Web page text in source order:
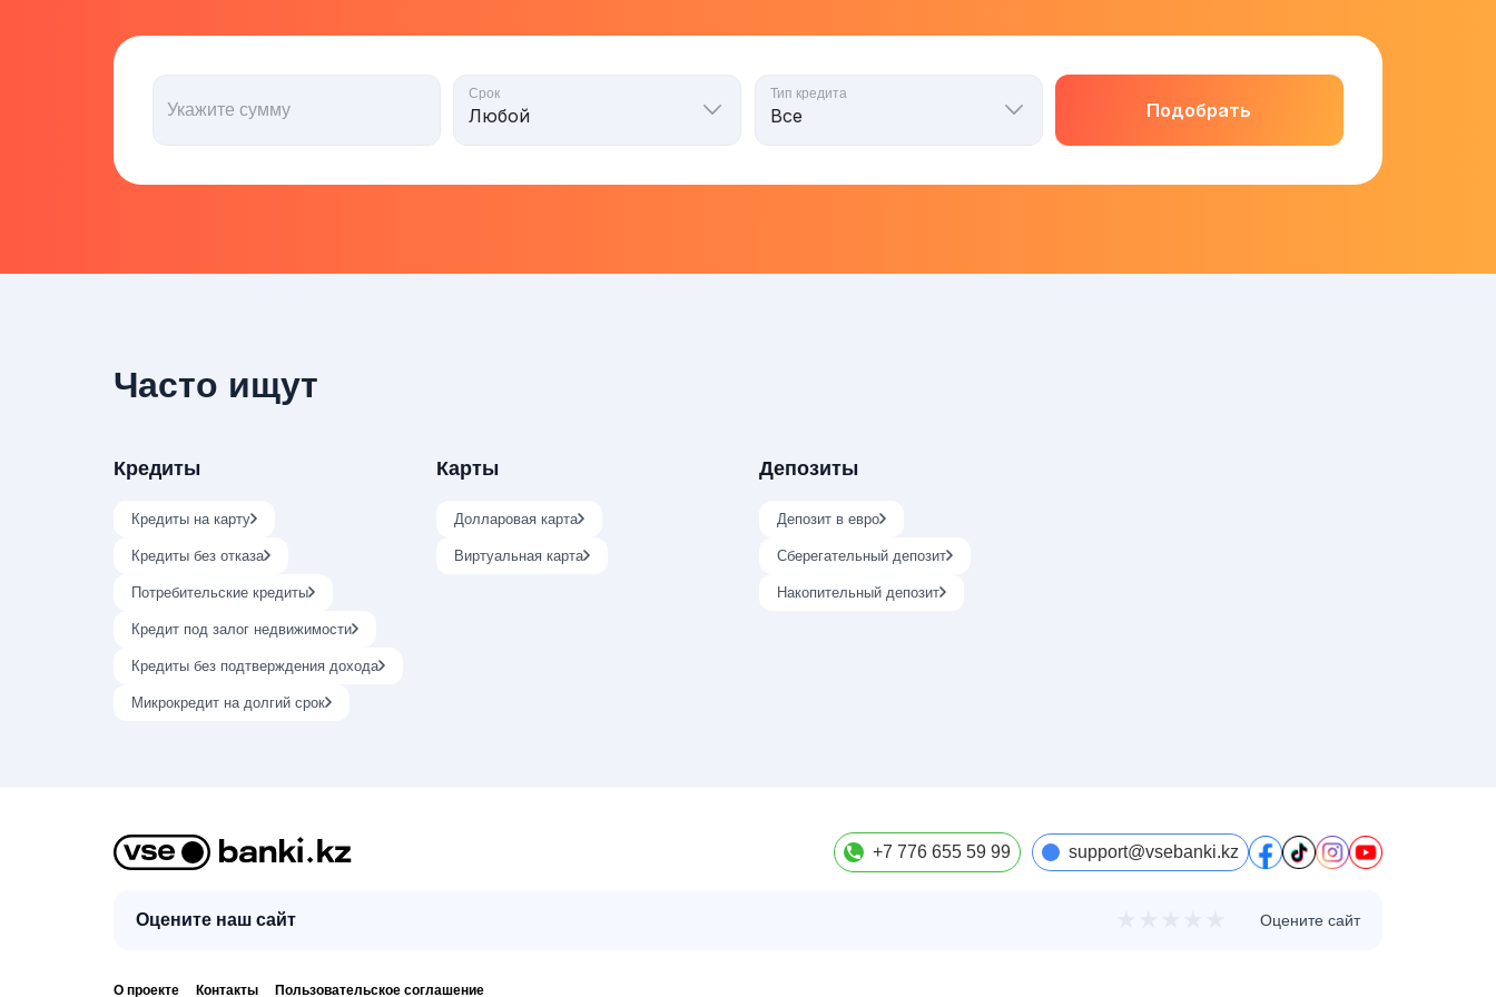
Укажите сумму
Срок Тип кредита
Подобрать
Часто ищут
Кредиты
Кредиты на карту
Кредиты без отказа
Потребительские кредиты
Кредит под залог недвижимости
Кредиты без подтверждения дохода
Микрокредит на долгий срок
Карты
Долларовая карта
Виртуальная карта
Депозиты
Депозит в евро
Сберегательный депозит
Накопительный депозит
+7 776 655 59 99 support@vsebanki.kz
Оцените наш сайт Оцените сайт
О проекте Контакты Пользовательское соглашение